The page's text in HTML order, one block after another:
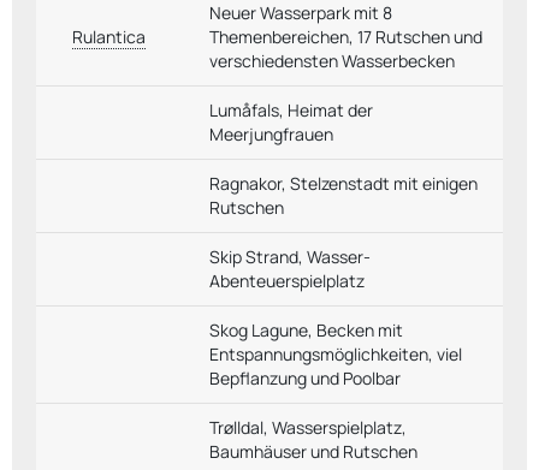
Rulantica
Neuer Wasserpark mit 8
Themenbereichen, 17 Rutschen und
verschiedensten Wasserbecken
Lumåfals, Heimat der
Meerjungfrauen
Ragnakor, Stelzenstadt mit einigen
Rutschen
Skip Strand, Wasser-
Abenteuerspielplatz
Skog Lagune, Becken mit
Entspannungsmöglichkeiten, viel
Bepflanzung und Poolbar
Trølldal, Wasserspielplatz,
Baumhäuser und Rutschen